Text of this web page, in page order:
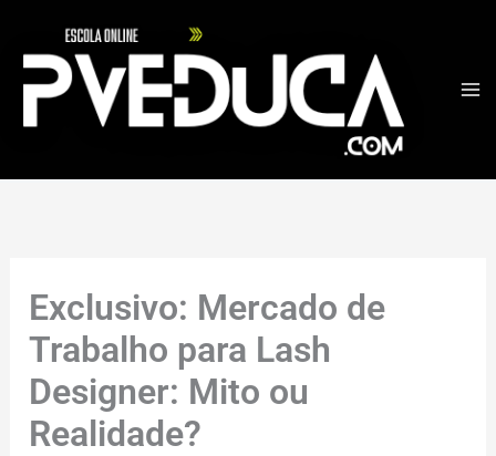
Exclusivo: Mercado de
Trabalho para Lash
Designer: Mito ou
Realidade?